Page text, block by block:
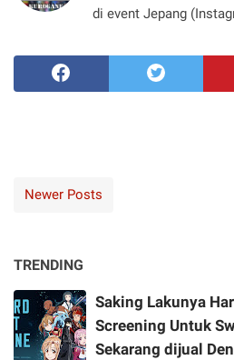
di event Jepang
Newer Posts
TRENDING
Saking Lakunya
Screening Untuk
Sekarang dijual